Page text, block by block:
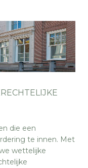
die een
te innen. Met
wettelijke